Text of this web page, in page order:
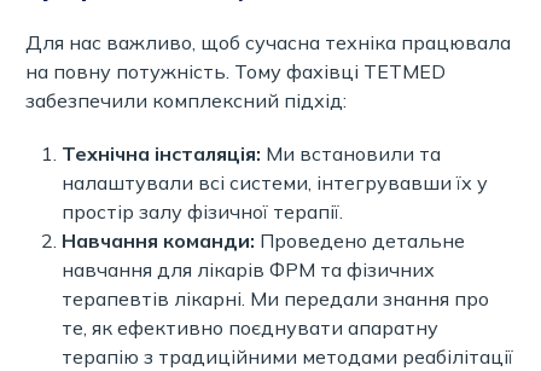
Для нас важливо, щоб сучасна техніка працювала
на повну потужність. Тому фахівці TETMED
забезпечили комплексний підхід:
Технічна інсталяція: Ми встановили та
налаштували всі системи, інтегрувавши їх у
простір залу фізичної терапії.
Навчання команди: Проведено детальне
навчання для лікарів ФРМ та фізичних
терапевтів лікарні. Ми передали знання про
те, як ефективно поєднувати апаратну
терапію з традиційними методами реабілітації